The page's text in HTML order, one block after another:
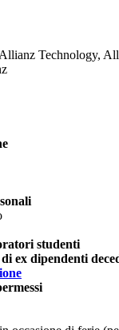
Technology,
studenti
ex dipendenti